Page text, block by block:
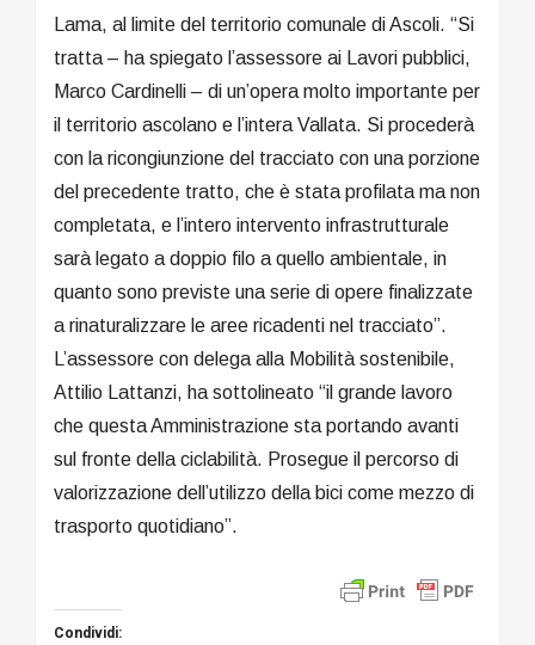
Lama, al limite del territorio comunale di Ascoli. “Si
tratta – ha spiegato l’assessore ai Lavori pubblici,
Marco Cardinelli – di un’opera molto importante per
il territorio ascolano e l’intera Vallata. Si procederà
con la ricongiunzione del tracciato con una porzione
del precedente tratto, che è stata profilata ma non
completata, e l’intero intervento infrastrutturale
sarà legato a doppio filo a quello ambientale, in
quanto sono previste una serie di opere finalizzate
a rinaturalizzare le aree ricadenti nel tracciato”.
L’assessore con delega alla Mobilità sostenibile,
Attilio Lattanzi, ha sottolineato “il grande lavoro
che questa Amministrazione sta portando avanti
sul fronte della ciclabilità. Prosegue il percorso di
valorizzazione dell’utilizzo della bici come mezzo di
trasporto quotidiano”.
Condividi: